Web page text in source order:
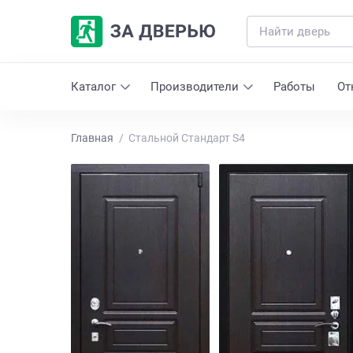
Каталог Производители Работы
Главная Стальной Стандарт S4